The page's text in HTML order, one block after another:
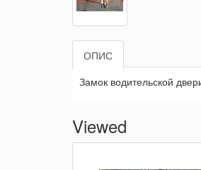
ОПИС
Замок водительской
Viewed